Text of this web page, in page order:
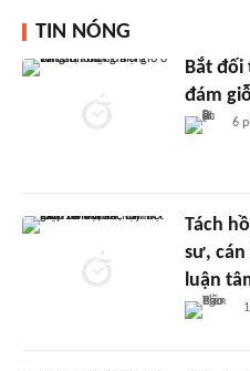
TIN NÓNG
Bắt
đám
6
Tách
sư,
luận